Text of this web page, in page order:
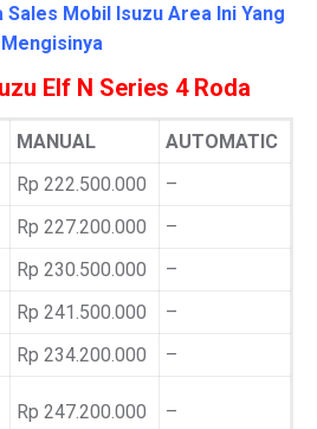
Sales Mobil Isuzu Area Ini Yang
Mengisinya
Elf N Series 4 Roda
MANUAL
AUTOMATIC
Rp 222.500.000
–
Rp 227.200.000
–
Rp 230.500.000
–
Rp 241.500.000
–
Rp 234.200.000
–
Rp 247.200.000 –